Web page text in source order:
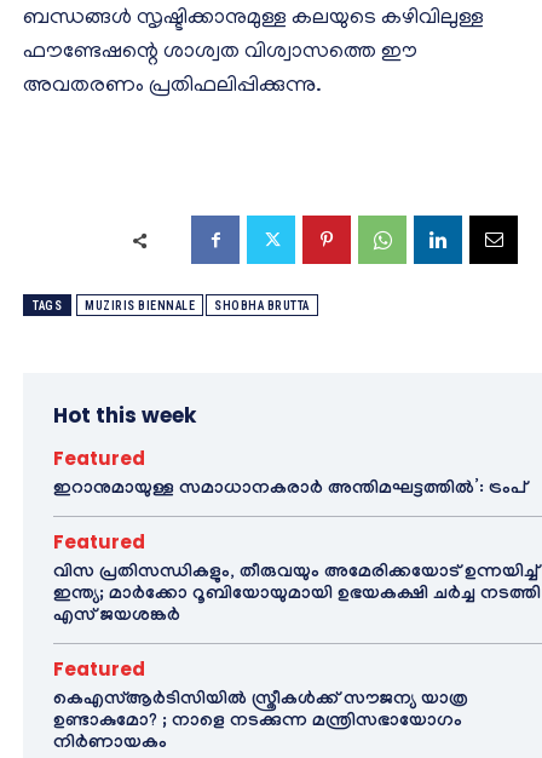
ബന്ധങ്ങള്‍ സൃഷ്ടിക്കാനുമുള്ള കലയുടെ കഴിവിലുള്ള
ഫൗണ്ടേഷന്റെ ശാശ്വത വിശ്വാസത്തെ ഈ
അവതരണം പ്രതിഫലിപ്പിക്കുന്നു.
TAGS MUZIRIS BIENNALE SHOBHA BRUTTA
Hot this week
Featured
ഇറാനുമായുള്ള സമാധാനകരാർ അന്തിമഘട്ടത്തിൽ‌’: ട്രംപ്
Featured
വിസ പ്രതിസന്ധികളും, തീരുവയും അമേരിക്കയോട് ഉന്നയിച്ച്
ഇന്ത്യ; മാർക്കോ റൂബിയോയുമായി ഉഭയകക്ഷി ചർച്ച നടത്തി
എസ് ജയശങ്കർ
Featured
കെഎസ്ആർടിസിയിൽ സ്ത്രീകൾക്ക് സൗജന്യ യാത്ര
ഉണ്ടാകുമോ? ; നാളെ നടക്കുന്ന മന്ത്രിസഭായോഗം
നിർണായകം